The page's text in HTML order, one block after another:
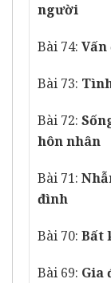
người
Bài 74: Vấn
Bài 73:
Bài 72:
hôn nhân
Bài 71:
đình
Bài 70: Bất
Bài 69: Gia